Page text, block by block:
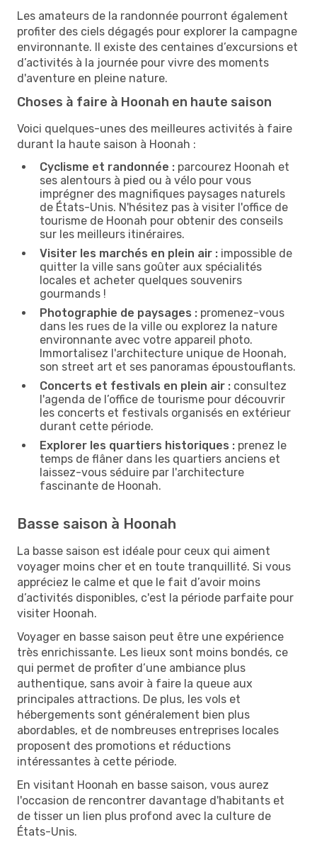
Les amateurs de la randonnée pourront également
profiter des ciels dégagés pour explorer la campagne
environnante. Il existe des centaines d’excursions et
d’activités à la journée pour vivre des moments
d'aventure en pleine nature.
Choses à faire à Hoonah en haute saison
Voici quelques-unes des meilleures activités à faire
durant la haute saison à Hoonah :
Cyclisme et randonnée : parcourez Hoonah et
ses alentours à pied ou à vélo pour vous
imprégner des magnifiques paysages naturels
de États-Unis. N'hésitez pas à visiter l'office de
tourisme de Hoonah pour obtenir des conseils
sur les meilleurs itinéraires.
Visiter les marchés en plein air : impossible de
quitter la ville sans goûter aux spécialités
locales et acheter quelques souvenirs
gourmands !
Photographie de paysages : promenez-vous
dans les rues de la ville ou explorez la nature
environnante avec votre appareil photo.
Immortalisez l'architecture unique de Hoonah,
son street art et ses panoramas époustouflants.
Concerts et festivals en plein air : consultez
l'agenda de l’office de tourisme pour découvrir
les concerts et festivals organisés en extérieur
durant cette période.
Explorer les quartiers historiques : prenez le
temps de flâner dans les quartiers anciens et
laissez-vous séduire par l'architecture
fascinante de Hoonah.
Basse saison à Hoonah
La basse saison est idéale pour ceux qui aiment
voyager moins cher et en toute tranquillité. Si vous
appréciez le calme et que le fait d’avoir moins
d’activités disponibles, c'est la période parfaite pour
visiter Hoonah.
Voyager en basse saison peut être une expérience
très enrichissante. Les lieux sont moins bondés, ce
qui permet de profiter d’une ambiance plus
authentique, sans avoir à faire la queue aux
principales attractions. De plus, les vols et
hébergements sont généralement bien plus
abordables, et de nombreuses entreprises locales
proposent des promotions et réductions
intéressantes à cette période.
En visitant Hoonah en basse saison, vous aurez
l'occasion de rencontrer davantage d'habitants et
de tisser un lien plus profond avec la culture de
États-Unis.